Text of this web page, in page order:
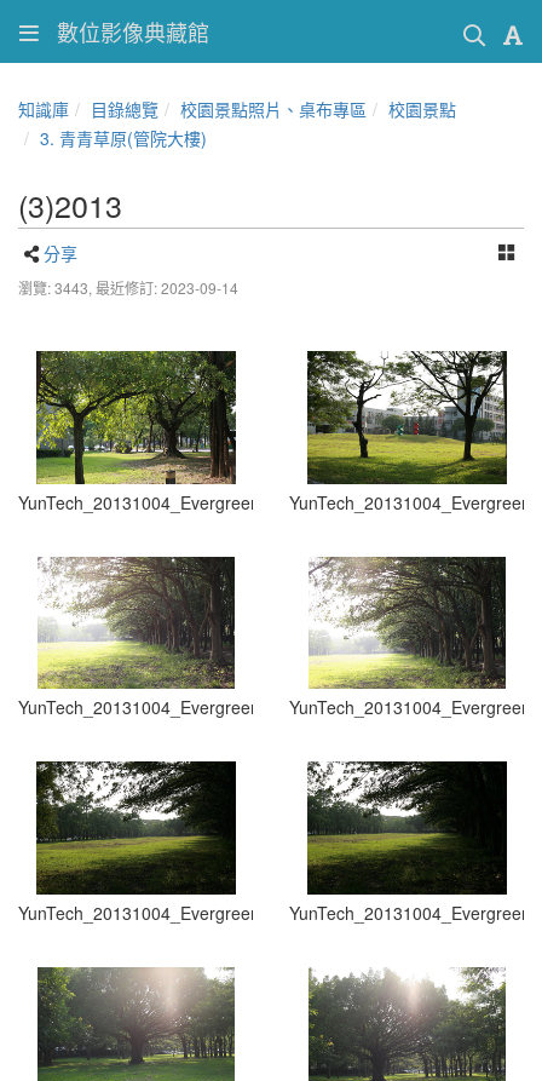
數位影像典藏館
知識庫 目錄總覽 校園景點照片、桌布專區
校園景點
3. 青青草原(管院大樓)
(3)2013
分享
瀏覽: 3443, 最近修訂: 2023-09-14
YunTech_20131004_Evergreen Grasslands_001YunTech_20131004_Evergreen
YunTech_20131004_Evergreen Grasslands_003YunTech_20131004_Evergreen
YunTech_20131004_Evergreen Grasslands_005YunTech_20131004_Evergreen